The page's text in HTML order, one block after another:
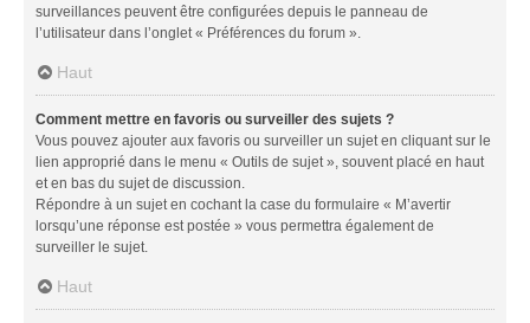
surveillances peuvent être configurées depuis le panneau de
l’utilisateur dans l’onglet « Préférences du forum ».
Haut
Comment mettre en favoris ou surveiller des sujets ?
Vous pouvez ajouter aux favoris ou surveiller un sujet en cliquant sur le
lien approprié dans le menu « Outils de sujet », souvent placé en haut
et en bas du sujet de discussion.
Répondre à un sujet en cochant la case du formulaire « M’avertir
lorsqu’une réponse est postée » vous permettra également de
surveiller le sujet.
Haut